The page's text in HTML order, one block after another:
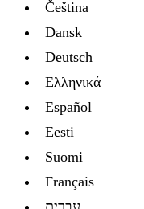
Čeština
Dansk
Deutsch
Ελληνικά
Español
Eesti
Suomi
Français